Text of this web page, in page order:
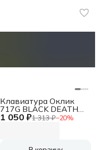
1 050 ₽1 313 ₽−20%
Клавиатура Оклик
717G BLACK DEATH
черный/оранжевый